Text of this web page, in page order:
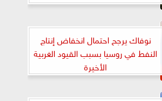
نوفاك يرجح احتمال انخفاض إنتاج
النفط في روسيا بسبب القيود الغربية
الأخيرة